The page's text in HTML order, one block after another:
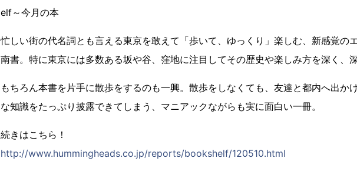
elf～今月の本
忙しい街の代名詞とも言える東京を敢えて「歩いて、ゆっくり」楽しむ、新感覚の
南書。特に東京には多数ある坂や谷、窪地に注目してその歴史や楽しみ方を深く、
もちろん本書を片手に散歩をするのも一興。散歩をしなくても、友達と都内へ出か
な知識をたっぷり披露できてしまう、マニアックながらも実に面白い一冊。
続きはこちら！
http://www.hummingheads.co.jp/reports/bookshelf/120510.html